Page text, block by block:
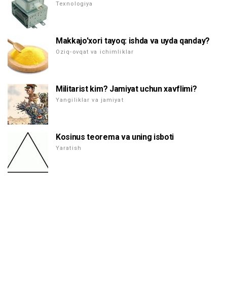
Texnologiya
Makkajo'xori tayoq: ishda va uyda qanday?
Oziq-ovqat va ichimliklar
Militarist kim? Jamiyat uchun xavflimi?
Yangiliklar va jamiyat
Kosinus teorema va uning isboti
Yaratish